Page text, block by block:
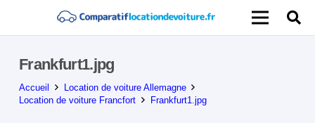
Frankfurt1.jpg
Accueil
Location de voiture Allemagne
Location de voiture Francfort
Frankfurt1.jpg